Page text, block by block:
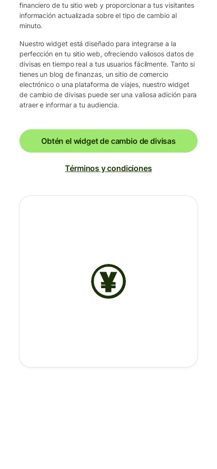
financiero de tu sitio web y proporcionar a tus visitantes
información actualizada sobre el tipo de cambio al
minuto.
Nuestro widget está diseñado para integrarse a la
perfección en tu sitio web, ofreciendo valiosos datos de
divisas en tiempo real a tus usuarios fácilmente. Tanto si
tienes un blog de finanzas, un sitio de comercio
electrónico o una plataforma de viajes, nuestro widget
de cambio de divisas puede ser una valiosa adición para
atraer e informar a tu audiencia.
Obtén el widget de cambio de divisas
Términos y condiciones